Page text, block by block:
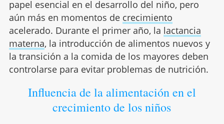
papel esencial en el desarrollo del niño, pero
aún más en momentos de crecimiento
acelerado. Durante el primer año, la lactancia
materna, la introducción de alimentos nuevos y
la transición a la comida de los mayores deben
controlarse para evitar problemas de nutrición.
Influencia de la alimentación en el
crecimiento de los niños